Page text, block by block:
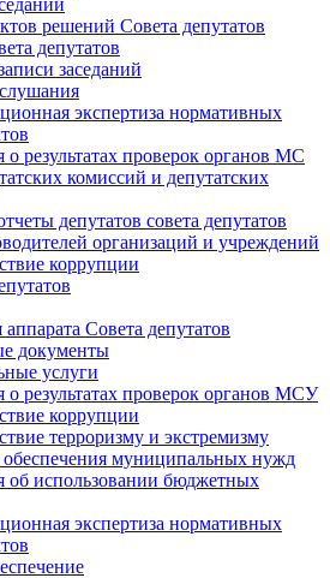
решений Совета депутатов
депутатов
заседаний
экспертиза нормативных
результатах проверок органов МС
комиссий и депутатских
депутатов совета депутатов
организаций и учреждений
коррупции
Совета депутатов
документы
услуги
результатах проверок органов МСУ
коррупции
терроризму и экстремизму
обеспечения муниципальных нужд
использовании бюджетных
экспертиза нормативных